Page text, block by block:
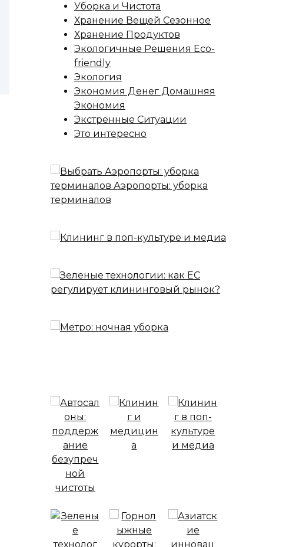
Уборка и Чистота
Хранение Вещей Сезонное
Хранение Продуктов
Экологичные Решения Eco-
friendly
Экология
Экономия Денег Домашняя
Экономия
Экстренные Ситуации
Это интересно